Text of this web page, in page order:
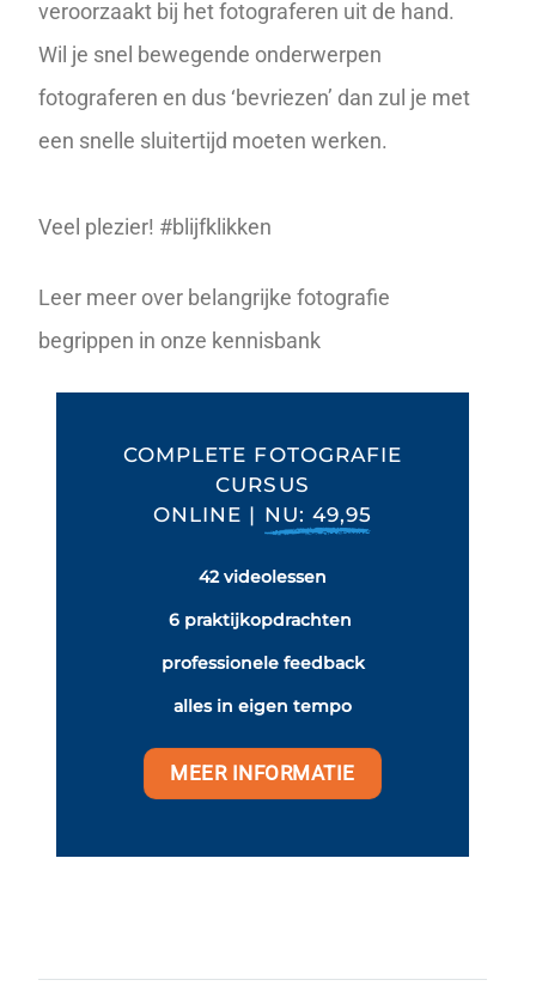
veroorzaakt bij het fotograferen uit de hand.
Wil je snel bewegende onderwerpen
fotograferen en dus ‘bevriezen’ dan zul je met
een snelle sluitertijd moeten werken.
Veel plezier! #blijfklikken
Leer meer over belangrijke fotografie
begrippen in onze kennisbank
COMPLETE FOTOGRAFIE
CURSUS
ONLINE | NU: 49,95
42 videolessen
6 praktijkopdrachten
professionele feedback
alles in eigen tempo
MEER INFORMATIE